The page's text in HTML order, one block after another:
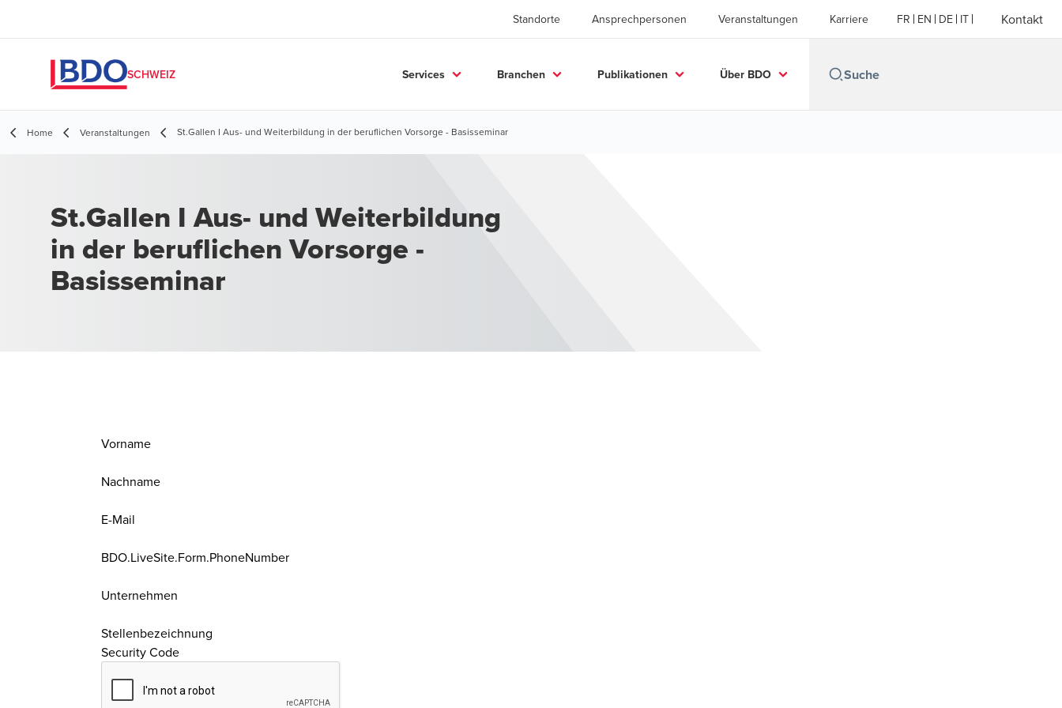
Standorte Ansprechpersonen Veranstaltungen Karriere FR EN DE IT Kontakt
SCHWEIZ Services Branchen Publikationen Über BDO
Home Veranstaltungen St.Gallen I Aus- und Weiterbildung in der beruflichen Vorsorge - Basisseminar
St.Gallen I Aus- und Weiterbildung
in der beruflichen Vorsorge -
Basisseminar
Vorname
Nachname
E-Mail
BDO.LiveSite.Form.PhoneNumber
Unternehmen
Stellenbezeichnung
Security Code